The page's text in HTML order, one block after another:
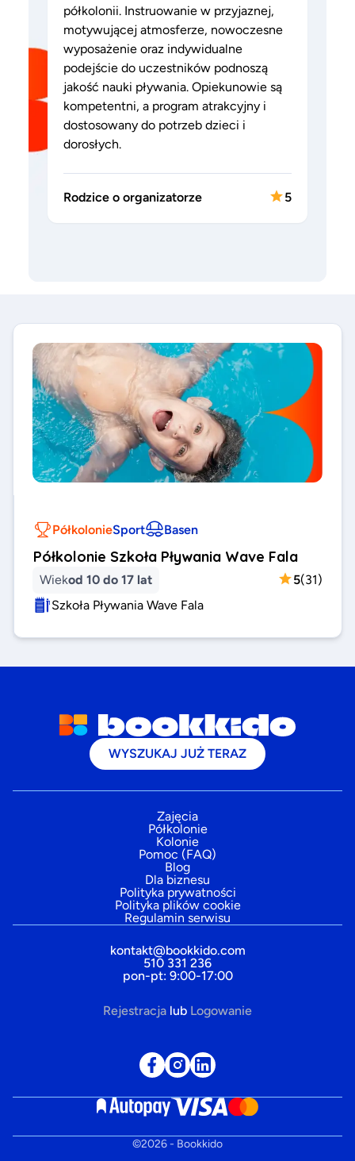
półkolonii. Instruowanie w przyjaznej,
motywującej atmosferze, nowoczesne
wyposażenie oraz indywidualne
podejście do uczestników podnoszą
jakość nauki pływania. Opiekunowie są
kompetentni, a program atrakcyjny i
dostosowany do potrzeb dzieci i
dorosłych.
Rodzice o organizatorze 5
PółkolonieSport Basen
Półkolonie Szkoła Pływania Wave Fala
Wiekod 10 do 17 lat 5(31)
Szkoła Pływania Wave Fala
WYSZUKAJ JUŻ TERAZ
Zajęcia
Półkolonie
Kolonie
Pomoc (FAQ)
Blog
Dla biznesu
Polityka prywatności
Polityka plików cookie
Regulamin serwisu
kontakt@bookkido.com
510 331 236
pon-pt: 9:00-17:00
Rejestracja lub Logowanie
©2026- Bookkido